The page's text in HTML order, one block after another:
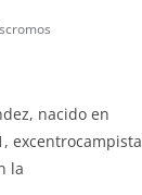
nacido en
excentrocampista
la